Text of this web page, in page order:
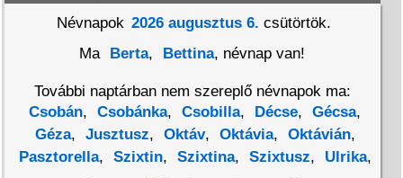
Névnapok 2026 augusztus 6. csütörtök.
Ma
Berta, Bettina, névnap van!
További naptárban nem szereplő névnapok ma:
Csobán, Csobánka, Csobilla, Décse, Gécsa,
Géza, Jusztusz, Oktáv, Oktávia, Oktávián,
Pasztorella, Szixtin, Szixtina, Szixtusz, Ulrika,